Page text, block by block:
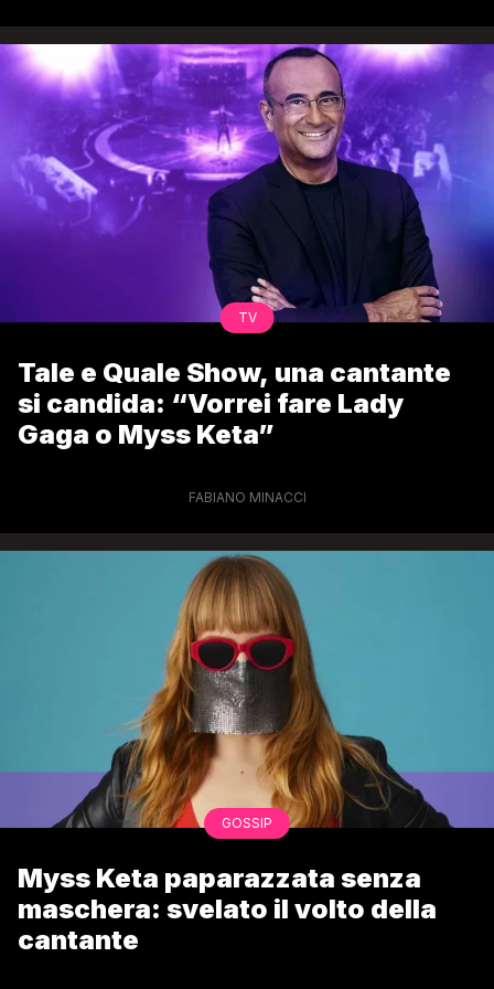
TV
Tale e Quale Show, una cantante
si candida: “Vorrei fare Lady
Gaga o Myss Keta”
FABIANO MINACCI
GOSSIP
Myss Keta paparazzata senza
maschera: svelato il volto della
cantante